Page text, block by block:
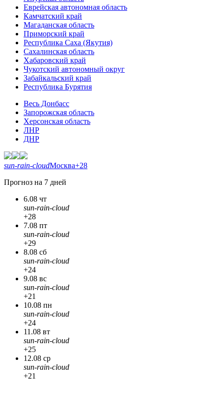
Еврейская автономная область
Камчатский край
Магаданская область
Приморский край
Республика Саха (Якутия)
Сахалинская область
Хабаровский край
Чукотский автономный округ
Забайкальский край
Республика Бурятия
Весь Донбасс
Запорожская область
Херсонская область
ЛНР
ДНР
sun-rain-cloudМосква+28
Прогноз на 7 дней
6.08 чт
sun-rain-cloud
+28
7.08 пт
sun-rain-cloud
+29
8.08 сб
sun-rain-cloud
+24
9.08 вс
sun-rain-cloud
+21
10.08 пн
sun-rain-cloud
+24
11.08 вт
sun-rain-cloud
+25
12.08 ср
sun-rain-cloud
+21